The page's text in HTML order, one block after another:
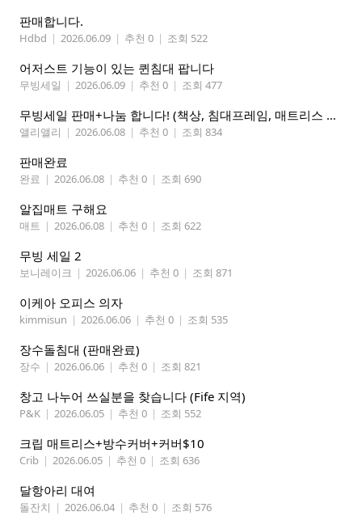
판매합니다.
Hdbd | 2026.06.09 | 추천 0 | 조회 522
어저스트 기능이 있는 퀸침대 팝니다
무빙세일 | 2026.06.09 | 추천 0 | 조회 477
무빙세일 판매+나눔 합니다! (책상, 침대프레임, 매트리스 등 포함)
앨리앨리 | 2026.06.08 | 추천 0 | 조회 834
판매완료
완료 | 2026.06.08 | 추천 0 | 조회 690
알집매트 구해요
매트 | 2026.06.08 | 추천 0 | 조회 622
무빙 세일 2
보니레이크 | 2026.06.06 | 추천 0 | 조회 871
이케아 오피스 의자
kimmisun | 2026.06.06 | 추천 0 | 조회 535
장수돌침대 (판매완료)
장수 | 2026.06.06 | 추천 0 | 조회 821
창고 나누어 쓰실분을 찾습니다 (Fife 지역)
P&K | 2026.06.05 | 추천 0 | 조회 552
크립 매트리스+방수커버+커버$10
Crib | 2026.06.05 | 추천 0 | 조회 636
달항아리 대여
돌잔치 | 2026.06.04 | 추천 0 | 조회 576